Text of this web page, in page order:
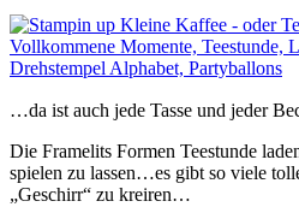
…da ist auch jede Tasse und jeder
Die Framelits Formen Teestunde
spielen zu lassen…es gibt so viele
„Geschirr“ zu kreiren…